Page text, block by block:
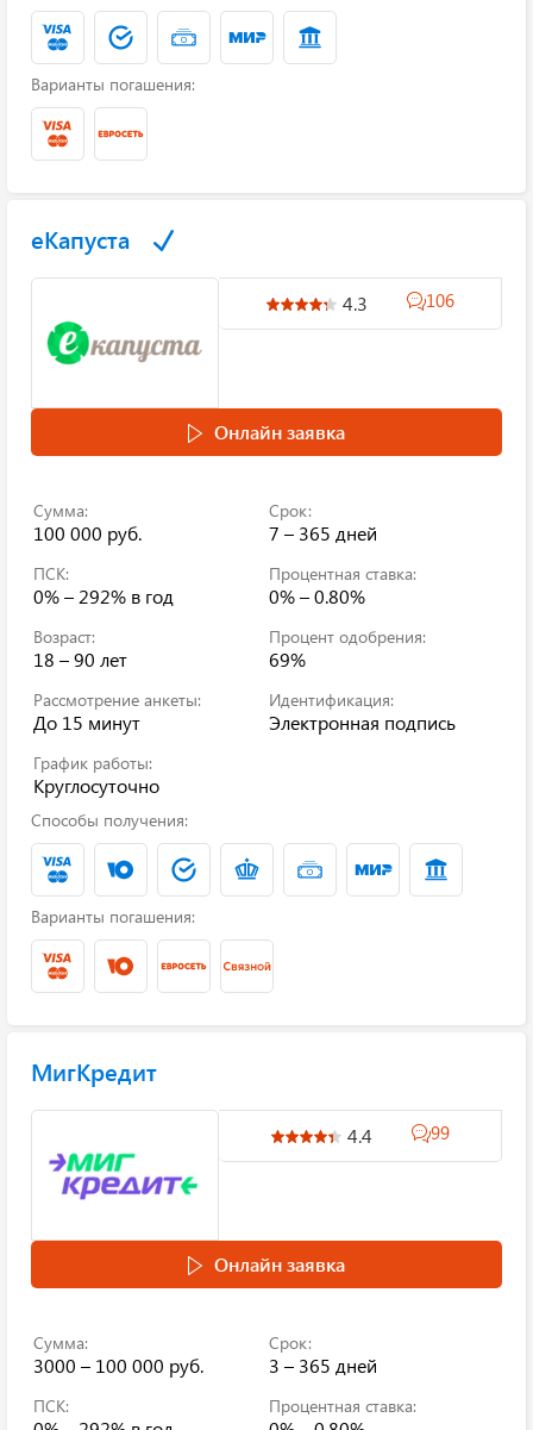
Варианты погашения:
еКапуста
4.3 106
Онлайн заявка
Сумма:
100 000 руб.
Срок:
7 – 365 дней
ПСК:
0% – 292% в год
Процентная ставка:
0% – 0.80%
Возраст:
18 – 90 лет
Процент одобрения:
69%
Рассмотрение анкеты:
До 15 минут
Идентификация:
Электронная подпись
График работы:
Круглосуточно
Способы получения:
Варианты погашения:
МигКредит
4.4 99
Онлайн заявка
Сумма:
3000 – 100 000 руб.
Срок:
3 – 365 дней
ПСК: Процентная ставка: